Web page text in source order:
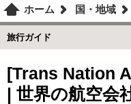
ホーム 国・地域
旅行ガイド
[Trans Nation
| 世界の航空会